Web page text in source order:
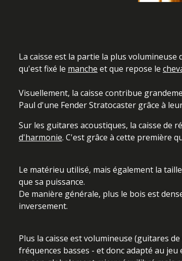
La caisse est la partie la plus
qu'est fixé le manche et que repose le
Visuellement, la caisse contribue
Paul d'une Fender Stratocaster grâce à
Sur les guitares acoustiques, la caisse de
d'harmonie. C'est grâce à cette première
Le matérieu utilisé, mais également la
que sa puissance.
De manière générale, plus le bois est
inversement.
Plus la caisse est volumineuse (guitares
fréquences basses - et donc adapté au